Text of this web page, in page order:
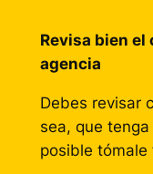
Revisa bien el
agencia
Debes revisar
sea, que
posible